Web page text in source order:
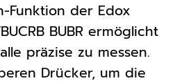
Funktion der Edox
BUBR ermöglicht
präzise zu messen.
Drücker, um die